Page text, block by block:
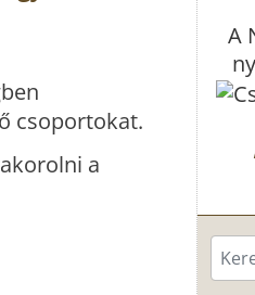
csoportokat.
a
A